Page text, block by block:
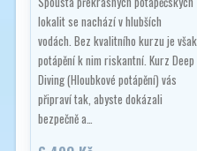
lokalit se nachází v hlubších
vodách. Bez kvalitního kurzu je však
potápění k nim riskantní. Kurz Deep
Diving (Hloubkové potápění) vás
připraví tak, abyste dokázali
bezpečně a…